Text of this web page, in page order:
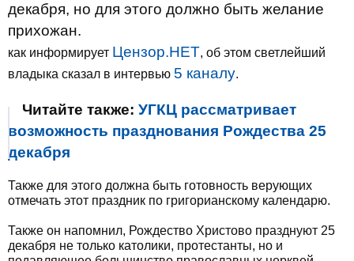
декабря, но для этого должно быть желание
прихожан.
как информирует Цензор.НЕТ, об этом светлейший
владыка сказал в интервью 5 каналу.
Читайте также: УГКЦ рассматривает
возможность празднования Рождества 25
декабря
Также для этого должна быть готовность верующих
отмечать этот праздник по григорианскому календарю.
Также он напомнил, Рождество Христово празднуют 25
декабря не только католики, протестанты, но и